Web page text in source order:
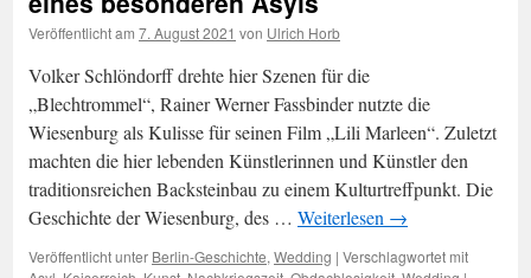
Veröffentlicht am 7. August 2021 von Ulrich Horb
Volker Schlöndorff drehte hier Szenen für die
„Blechtrommel“, Rainer Werner Fassbinder nutzte die
Wiesenburg als Kulisse für seinen Film „Lili Marleen“. Zuletzt
machten die hier lebenden Künstlerinnen und Künstler den
traditionsreichen Backsteinbau zu einem Kulturtreffpunkt. Die
Geschichte der Wiesenburg, des … Weiterlesen →
Veröffentlicht unter Berlin-Geschichte, Wedding | Verschlagwortet mit